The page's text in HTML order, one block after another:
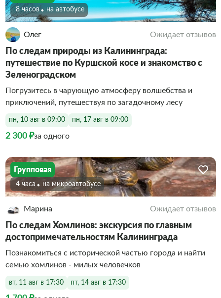
8 часов На автобусе
Олег Ожидает отзывов
По следам природы из Калининграда:
путешествие по Куршской косе и знакомство с
Зеленоградском
Погрузитесь в чарующую атмосферу волшебства и
приключений, путешествуя по загадочному лесу
пн, 10 авг в 09:00 пн, 17 авг в 09:00
2 300 ₽за одного
Групповая
4 часа На микроавтобусе
Марина Ожидает отзывов
По следам Хомлинов: экскурсия по главным
достопримечательностям Калининграда
Познакомиться с исторической частью города и найти
семью хомлинов - милых человечков
вт, 11 авг в 17:30 пт, 14 авг в 17:30